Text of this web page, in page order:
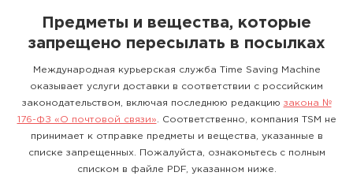
Предметы и вещества, которые
запрещено пересылать в посылках
Международная курьерская служба Time Saving Machine
оказывает услуги доставки в соответствии с российским
законодательством, включая последнюю редакцию закона №
176-ФЗ «О почтовой связи» . Соответственно, компания TSM не
принимает к отправке предметы и вещества, указанные в
списке запрещенных. Пожалуйста, ознакомьтесь с полным
списком в файле PDF, указанном ниже.